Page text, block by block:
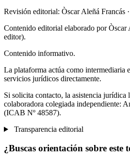
Revisión editorial: Òscar Aleñá Francás
Contenido editorial elaborado por
editor).
Contenido informativo.
La plataforma actúa como intermediaria
servicios jurídicos directamente.
Si solicita contacto, la asistencia jurídica
colaboradora colegiada independiente:
(ICAB Nº 48587).
Transparencia editorial
¿Buscas orientación sobre este